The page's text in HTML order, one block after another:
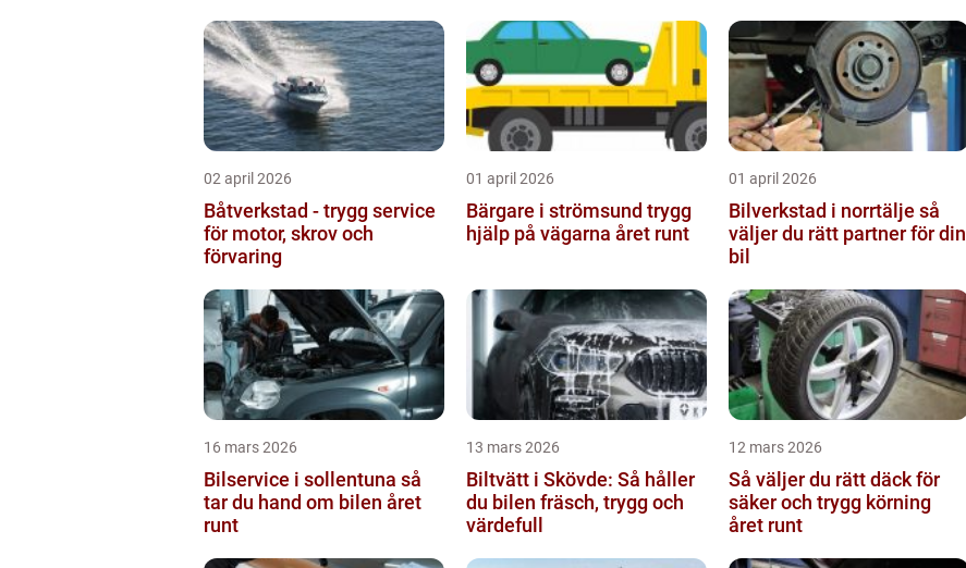
02 april 2026
Båtverkstad - trygg service
för motor, skrov och
förvaring
01 april 2026
Bärgare i strömsund trygg
hjälp på vägarna året runt
01 april 2026
Bilverkstad i norrtälje så
väljer du rätt partner för din
bil
16 mars 2026
Bilservice i sollentuna så
tar du hand om bilen året
runt
13 mars 2026
Biltvätt i Skövde: Så håller
du bilen fräsch, trygg och
värdefull
12 mars 2026
Så väljer du rätt däck för
säker och trygg körning
året runt